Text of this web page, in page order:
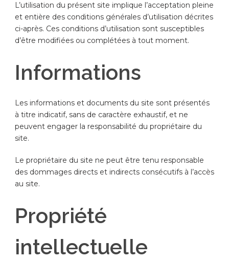
L’utilisation du présent site implique l’acceptation pleine
et entière des conditions générales d’utilisation décrites
ci-après. Ces conditions d’utilisation sont susceptibles
d’être modifiées ou complétées à tout moment.
Informations
Les informations et documents du site sont présentés
à titre indicatif, sans de caractère exhaustif, et ne
peuvent engager la responsabilité du propriétaire du
site.
Le propriétaire du site ne peut être tenu responsable
des dommages directs et indirects consécutifs à l’accès
au site.
Propriété
intellectuelle